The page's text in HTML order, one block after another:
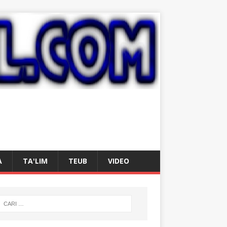
TA'LIM TEUB VIDEO